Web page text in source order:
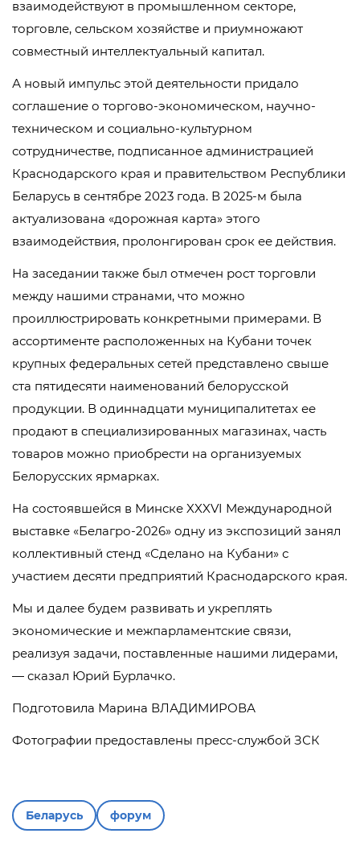
взаимодействуют в промышленном секторе,
торговле, сельском хозяйстве и приумножают
совместный интеллектуальный капитал.
А новый импульс этой деятельности придало
соглашение о торгово-экономическом, научно-
техническом и социально-культурном
сотрудничестве, подписанное администрацией
Краснодарского края и правительством Республики
Беларусь в сентябре 2023 года. В 2025-м была
актуализована «дорожная карта» этого
взаимодействия, пролонгирован срок ее действия.
На заседании также был отмечен рост торговли
между нашими странами, что можно
проиллюстрировать конкретными примерами. В
ассортименте расположенных на Кубани точек
крупных федеральных сетей представлено свыше
ста пятидесяти наименований белорусской
продукции. В одиннадцати муниципалитетах ее
продают в специализированных магазинах, часть
товаров можно приобрести на организуемых
Белорусских ярмарках.
На состоявшейся в Минске XXXVI Международной
выставке «Белагро-2026» одну из экспозиций занял
коллективный стенд «Сделано на Кубани» с
участием десяти предприятий Краснодарского края.
Мы и далее будем развивать и укреплять
экономические и межпарламентские связи,
реализуя задачи, поставленные нашими лидерами,
— сказал Юрий Бурлачко.
Подготовила Марина ВЛАДИМИРОВА
Фотографии предоставлены пресс-службой ЗСК
Беларусь форум